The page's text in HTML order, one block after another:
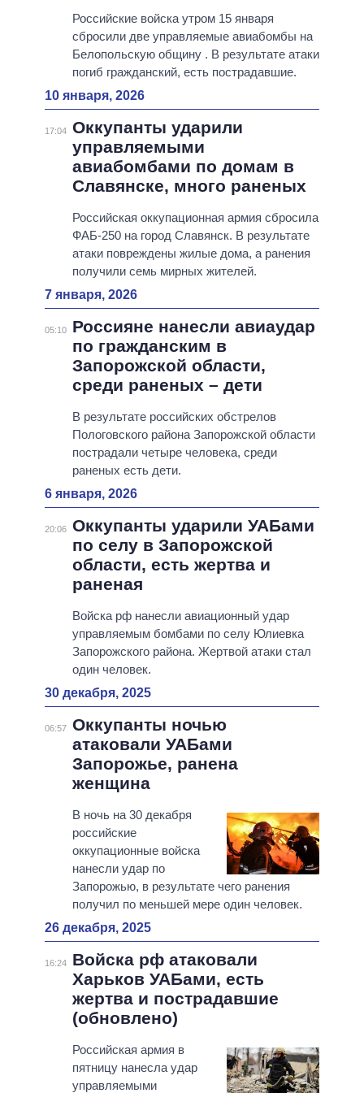
Российские войска утром 15 января
сбросили две управляемые авиабомбы на
Белопольскую общину . В результате атаки
погиб гражданский, есть пострадавшие.
10 января, 2026
17:04 Оккупанты ударили
управляемыми
авиабомбами по домам в
Славянске, много раненых
Российская оккупационная армия сбросила
ФАБ-250 на город Славянск. В результате
атаки повреждены жилые дома, а ранения
получили семь мирных жителей.
7 января, 2026
05:10
Россияне нанесли авиаудар
по гражданским в
Запорожской области,
среди раненых – дети
В результате российских обстрелов
Пологовского района Запорожской области
пострадали четыре человека, среди
раненых есть дети.
6 января, 2026
20:06 Оккупанты ударили УАБами
по селу в Запорожской
области, есть жертва и
раненая
Войска рф нанесли авиационный удар
управляемым бомбами по селу Юлиевка
Запорожского района. Жертвой атаки стал
один человек.
30 декабря, 2025
06:57 Оккупанты ночью
атаковали УАБами
Запорожье, ранена
женщина
В ночь на 30 декабря
российские
оккупационные войска
нанесли удар по
Запорожью, в результате чего ранения
получил по меньшей мере один человек.
26 декабря, 2025
16:24
Войска рф атаковали
Харьков УАБами, есть
жертва и пострадавшие
(обновлено)
Российская армия в
пятницу нанесла удар
управляемыми